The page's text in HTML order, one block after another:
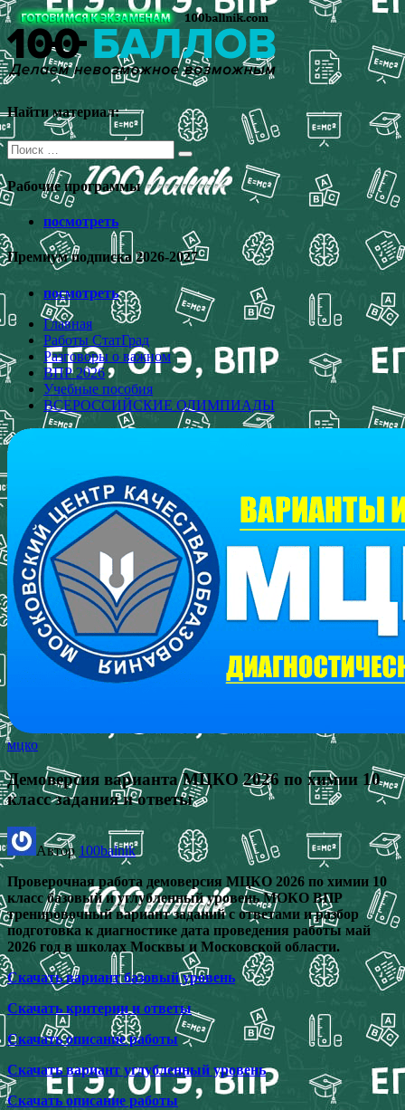
Перейти
к
содержимому
Найти материал:
Поиск
для:
Рабочие программы
посмотреть
Премиум подписка 2026-2027
посмотреть
Главная
Работы СтатГрад
Разговоры о важном
ВПР 2026
Учебные пособия
ВСЕРОССИЙСКИЕ ОЛИМПИАДЫ
мцко
Демоверсия варианта МЦКО 2026 по химии 10
класс задания и ответы
Автор 100balnik
Проверочная работа демоверсия МЦКО 2026 по химии 10
класс базовый и углубленный уровень МОКО ВПР
тренировочный вариант заданий с ответами и разбор
подготовка к диагностике дата проведения работы май
2026 год в школах Москвы и Московской области.
Скачать вариант базовый уровень
Скачать критерии и ответы
Скачать описание работы
Скачать вариант углубленный уровень
Скачать описание работы